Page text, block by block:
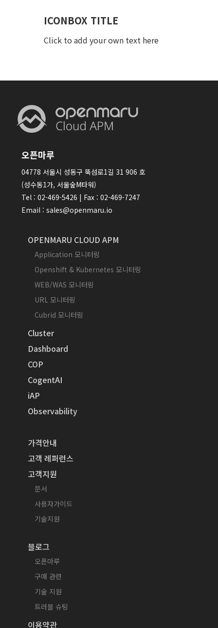
ICONBOX TITLE
Click to add your own text here
오픈마루
04778 서울시 성동구 뚝섬로1길 31 906 호
(성수동1가, 서울숲M타워)
Tel : 02-469-5426 | Fax : 02-469-7247
Email : sales@openmaru.io
OPENMARU CLOUD APM
Application 모니터링
Openshift & Kubernetes 모니터링
WEB/WAS 모니터링
URL 모니터링
Cubrid 모니터링
Cluster
Dashboard
COP
CogentAI
iAP
Observability
가격안내
고객 레퍼런스
고객지원
문서
사용자가이드
기술지원
블로그
오픈마루
구매 관련
기술 지원
트러블 슈팅
이용약관